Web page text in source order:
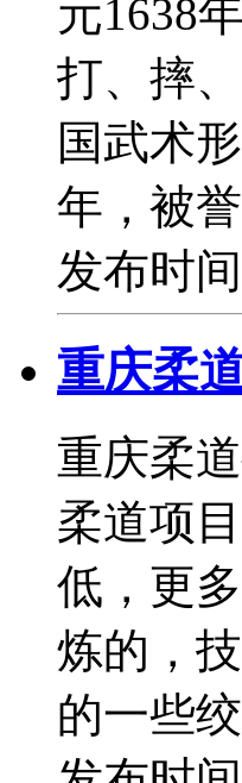
元1638
打、摔
国武术
年，被
发布时
重庆柔
重庆柔
柔道项
低，更
炼的，
的一些